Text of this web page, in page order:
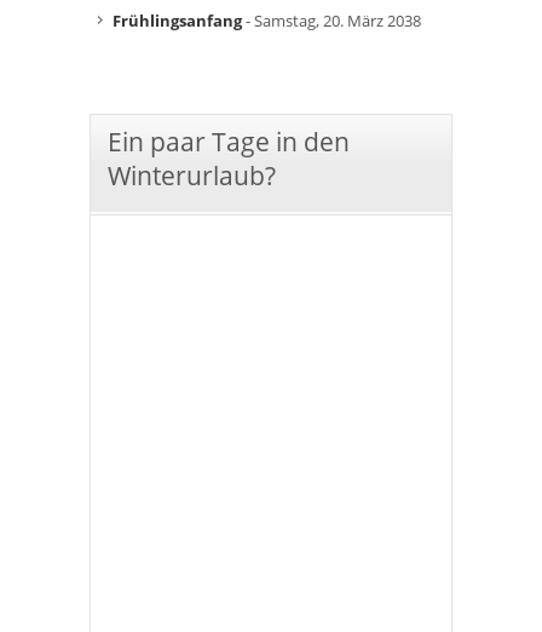
Frühlingsanfang- Samstag, 20. März 2038
Ein paar Tage in den
Winterurlaub?